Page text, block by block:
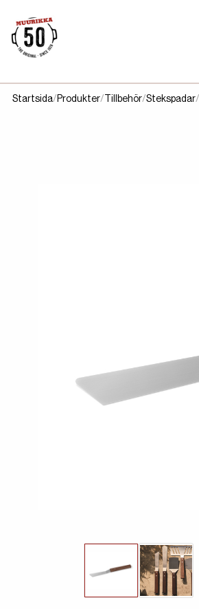
Startsida Produkter Tillbehör Stekspadar